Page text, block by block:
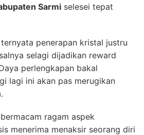
Sarmi selesei tepat
penerapan kristal justru
selagi dijadikan reward
perlengkapan bakal
lagi ini akan pas merugikan
ragam aspek
menerima menaksir seorang diri